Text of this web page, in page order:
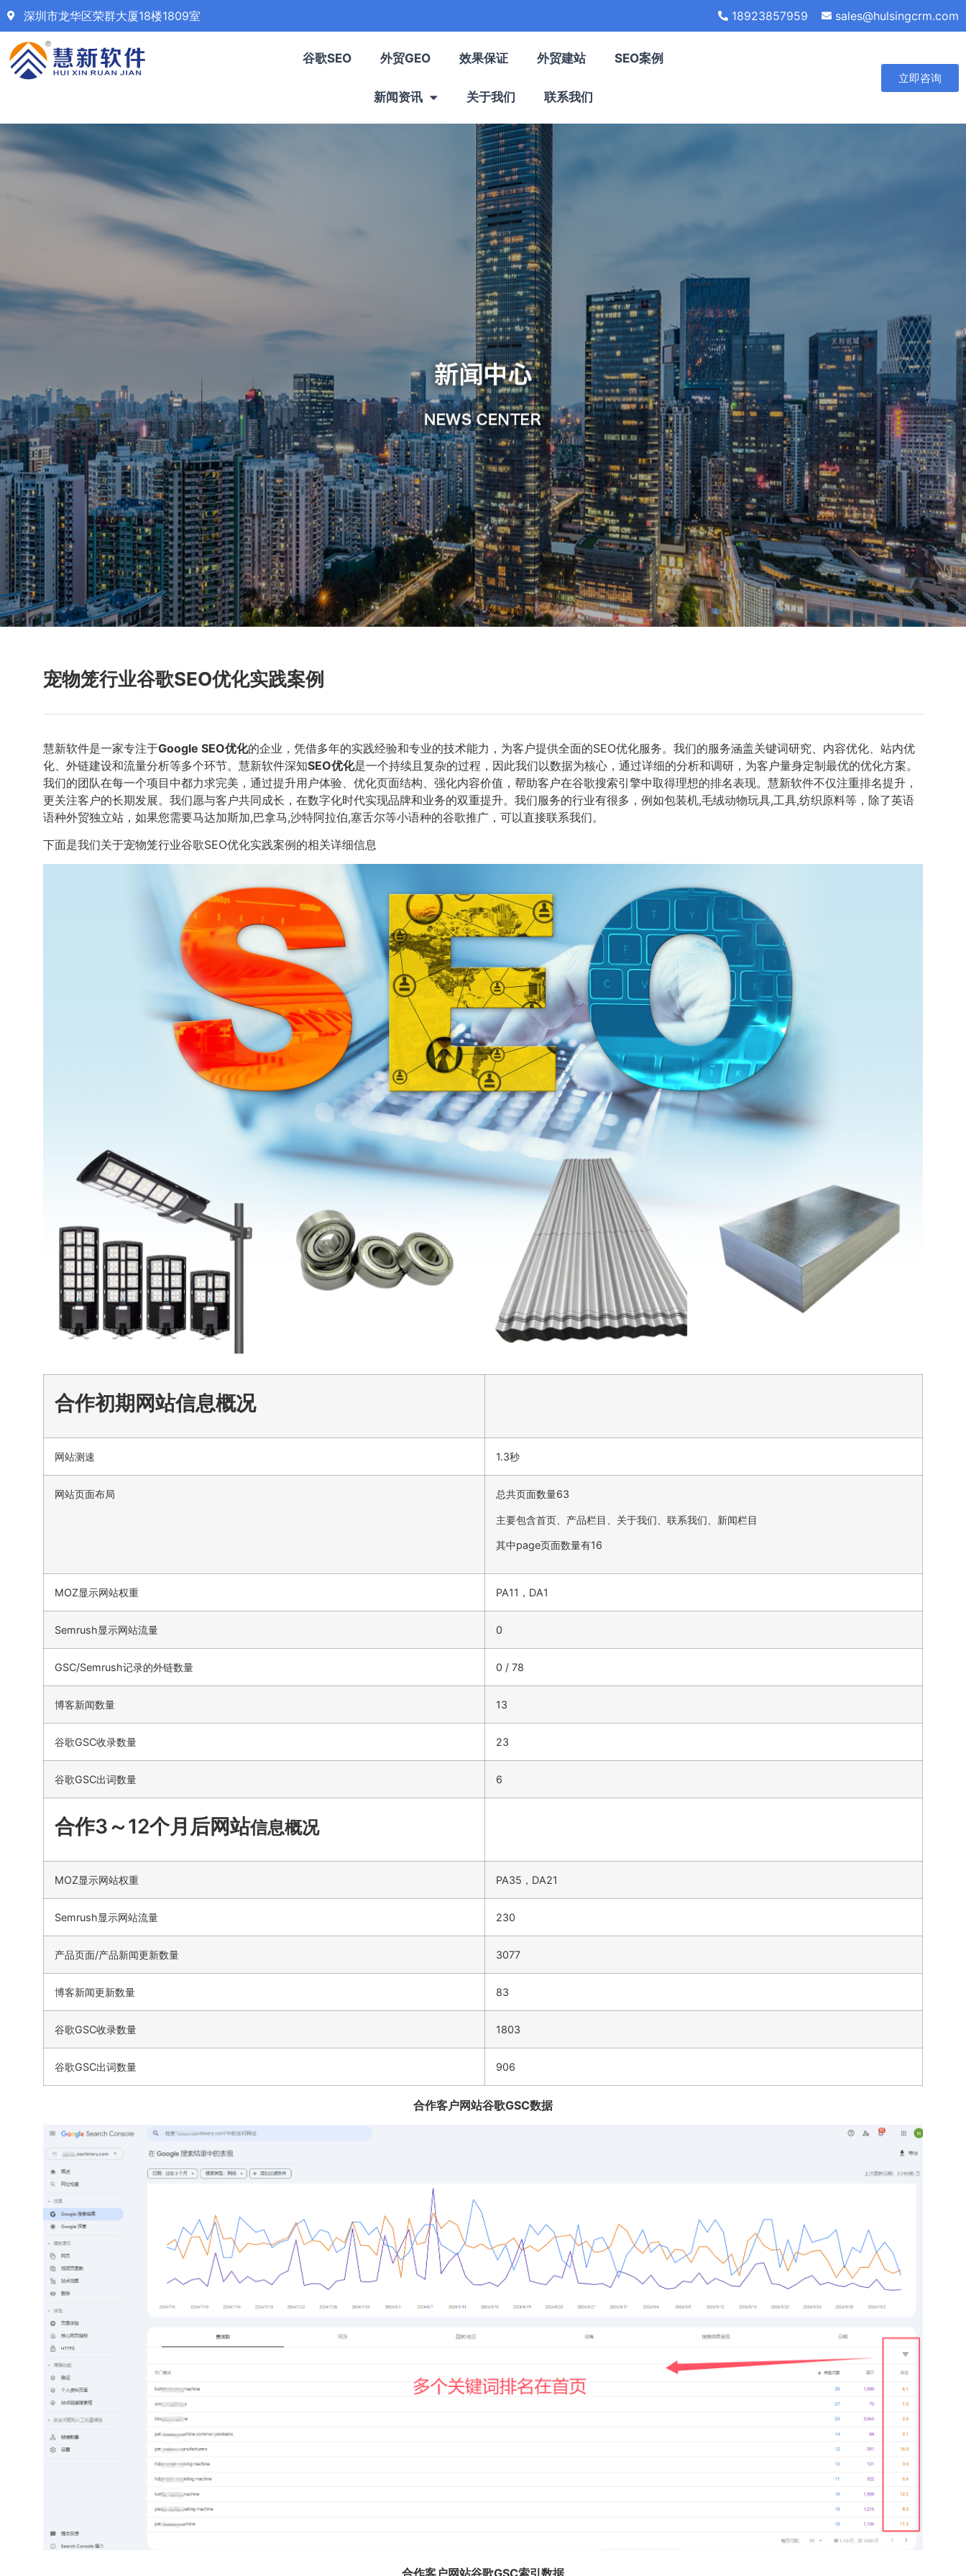
深圳市龙华区荣群大厦18楼1809室 18923857959 sales@hulsingcrm.com
谷歌SEO 外贸GEO 效果保证 外贸建站 SEO案例
新闻资讯 关于我们 联系我们
立即咨询
宠物笼行业谷歌SEO优化实践案例
慧新软件是一家专注于Google SEO优化的企业，凭借多年的实践经验和专业的技术能力，为客户提供全面的SEO优化服务。我们的服务涵盖关键词研究、内容优化、站内优
化、外链建设和流量分析等多个环节。慧新软件深知SEO优化是一个持续且复杂的过程，因此我们以数据为核心，通过详细的分析和调研，为客户量身定制最优的优化方案。
我们的团队在每一个项目中都力求完美，通过提升用户体验、优化页面结构、强化内容价值，帮助客户在谷歌搜索引擎中取得理想的排名表现。慧新软件不仅注重排名提升，
更关注客户的长期发展。我们愿与客户共同成长，在数字化时代实现品牌和业务的双重提升。我们服务的行业有很多，例如包装机,毛绒动物玩具,工具,纺织原料等，除了英语
语种外贸独立站，如果您需要马达加斯加,巴拿马,沙特阿拉伯,塞舌尔等小语种的谷歌推广，可以直接联系我们。
下面是我们关于宠物笼行业谷歌SEO优化实践案例的相关详细信息
合作初期网站信息概况
网站测速 1.3秒
网站页面布局 总共页面数量63
主要包含首页、产品栏目、关于我们、联系我们、新闻栏目
其中page页面数量有16
MOZ显示网站权重 PA11，DA1
Semrush显示网站流量 0
GSC/Semrush记录的外链数量 0 / 78
博客新闻数量 13
谷歌GSC收录数量 23
谷歌GSC出词数量 6
合作3～12个月后网站信息概况
MOZ显示网站权重 PA35，DA21
Semrush显示网站流量 230
产品页面/产品新闻更新数量 3077
博客新闻更新数量 83
谷歌GSC收录数量 1803
谷歌GSC出词数量 906
合作客户网站谷歌GSC数据